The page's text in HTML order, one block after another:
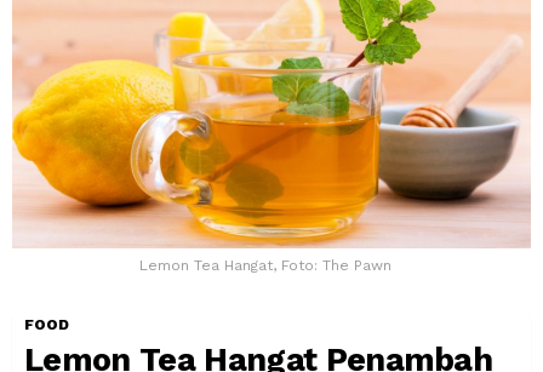
Lemon Tea Hangat, Foto: The Pawn
FOOD
Lemon Tea Hangat Penambah